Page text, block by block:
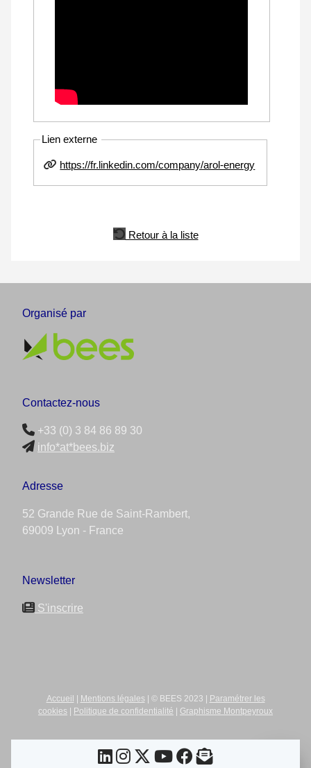
Lien externe
https://fr.linkedin.com/company/arol-energy
Retour à la liste
Organisé par
Contactez-nous
+33 (0) 3 84 86 89 30
info*at*bees.biz
Adresse
52 Grande Rue de Saint-Rambert,
69009 Lyon - France
Newsletter
S'inscrire
Accueil Mentions légales| © BEES 2023 |
Paramétrer les
cookies
Politique de confidentialité Graphisme Montpeyroux